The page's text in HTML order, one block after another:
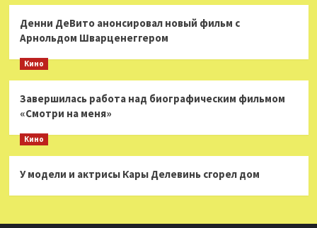
Денни ДеВито анонсировал новый фильм с
Арнольдом Шварценеггером
Кино
Завершилась работа над биографическим фильмом
«Смотри на меня»
Кино
У модели и актрисы Кары Делевинь сгорел дом